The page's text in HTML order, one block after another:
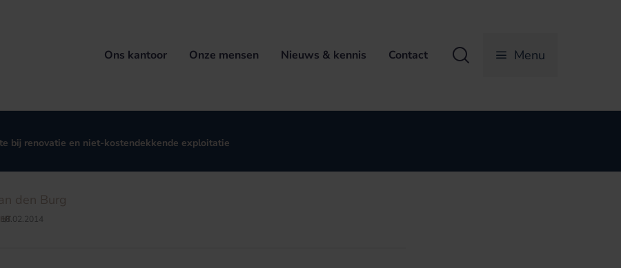
Ons kantoor Onze mensen Nieuws & kennis Contact Zoeken Menu
bij renovatie en niet-kostendekkende exploitatie
den Burg
/
18.02.2014